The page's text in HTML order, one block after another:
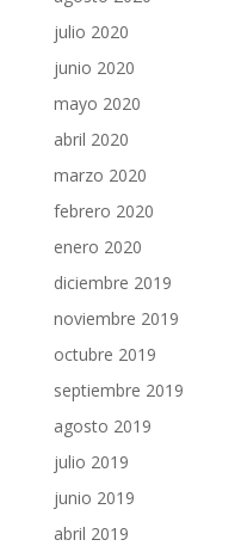
julio 2020
junio 2020
mayo 2020
abril 2020
marzo 2020
febrero 2020
enero 2020
diciembre 2019
noviembre 2019
octubre 2019
septiembre 2019
agosto 2019
julio 2019
junio 2019
abril 2019